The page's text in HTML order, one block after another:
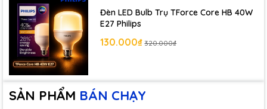
Đèn LED Bulb Trụ TForce Core HB 40W
E27 Philips
130.000₫ 320.000₫
SẢN PHẨM BÁN CHẠY